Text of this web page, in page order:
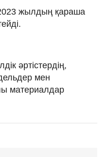
жылдың қараша
әртістердің,
мен
материалдар